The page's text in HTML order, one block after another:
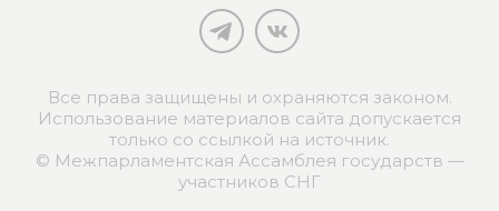
Все права защищены и охраняются законом.
Использование материалов сайта допускается
только со ссылкой на источник.
© Межпарламентская Ассамблея государств —
участников СНГ